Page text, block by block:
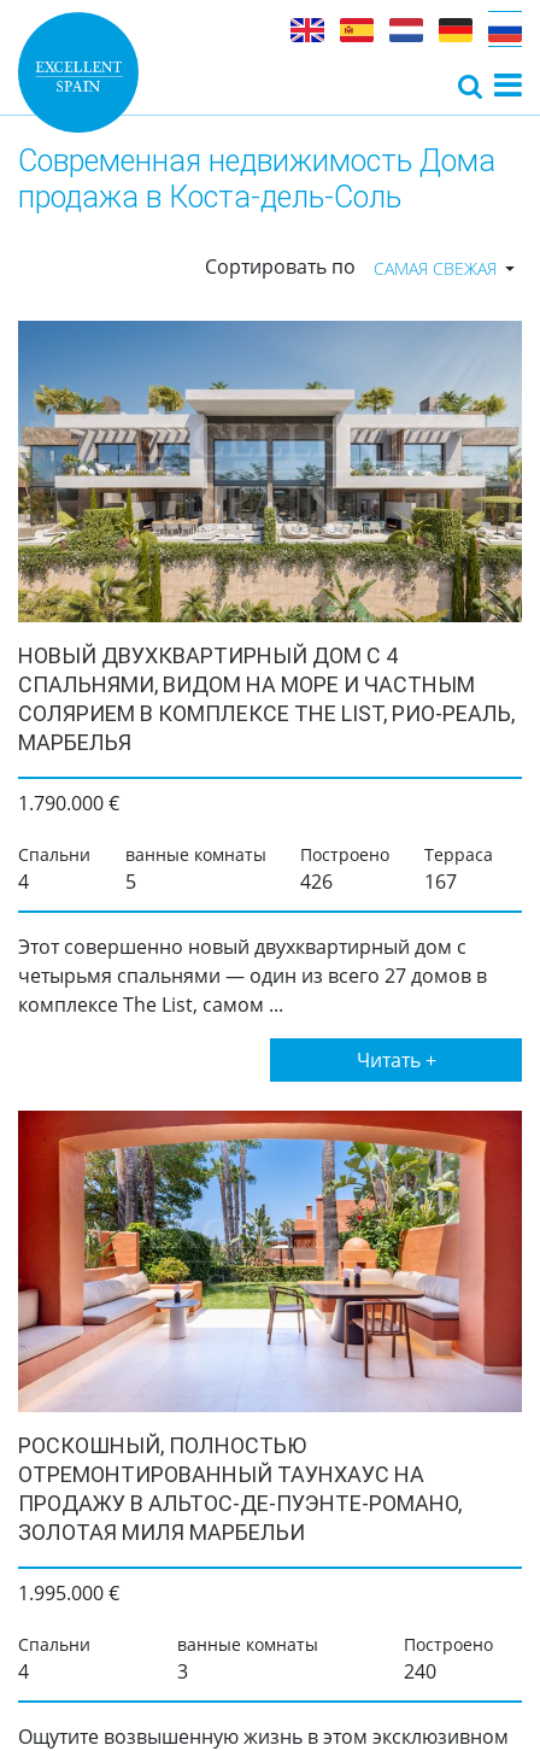
Современная недвижимость Дома
продажа в Коста-дель-Соль
Сортировать по САМАЯ СВЕЖАЯ
НОВЫЙ ДВУХКВАРТИРНЫЙ ДОМ С 4
СПАЛЬНЯМИ, ВИДОМ НА МОРЕ И ЧАСТНЫМ
СОЛЯРИЕМ В КОМПЛЕКСЕ THE LIST, РИО-РЕАЛЬ,
МАРБЕЛЬЯ
1.790.000 €
Спальни
4
ванные комнаты
5
Построено
426
Терраса
167
Этот совершенно новый двухквартирный дом с
четырьмя спальнями — один из всего 27 домов в
комплексе The List, самом ...
Читать +
РОСКОШНЫЙ, ПОЛНОСТЬЮ
ОТРЕМОНТИРОВАННЫЙ ТАУНХАУС НА
ПРОДАЖУ В АЛЬТОС-ДЕ-ПУЭНТЕ-РОМАНО,
ЗОЛОТАЯ МИЛЯ МАРБЕЛЬИ
1.995.000 €
Спальни
4
ванные комнаты
3
Построено
240
Ощутите возвышенную жизнь в этом эксклюзивном